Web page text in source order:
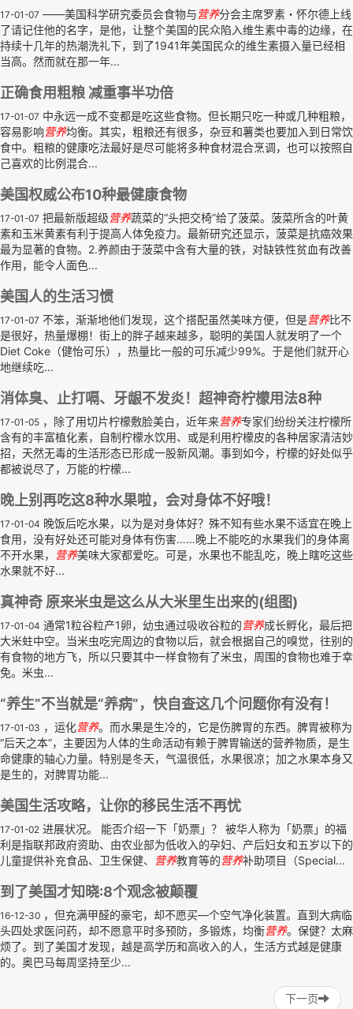
17-01-07 ——美国科学研究委员会食物与营养分会主席罗素・怀尔德上线
了请记住他的名字，是他，让整个美国的民众陷入维生素中毒的边缘，在
持续十几年的热潮洗礼下，到了1941年美国民众的维生素摄入量已经相
当高。然而就在那一年...
正确食用粗粮 减重事半功倍
17-01-07 中永远一成不变都是吃这些食物。但长期只吃一种或几种粗粮，
容易影响营养均衡。其实，粗粮还有很多，杂豆和薯类也要加入到日常饮
食中。粗粮的健康吃法最好是尽可能将多种食材混合烹调，也可以按照自
己喜欢的比例混合...
美国权威公布10种最健康食物
17-01-07 把最新版超级营养蔬菜的“头把交椅”给了菠菜。菠菜所含的叶黄
素和玉米黄素有利于提高人体免疫力。最新研究还显示，菠菜是抗癌效果
最为显著的食物。2.养颜由于菠菜中含有大量的铁，对缺铁性贫血有改善
作用，能令人面色...
美国人的生活习惯
17-01-07 不笨，渐渐地他们发现，这个搭配虽然美味方便，但是营养比不
是很好，热量爆棚！街上的胖子越来越多，聪明的美国人就发明了一个
Diet Coke（健怡可乐），热量比一般的可乐减少99%。于是他们就开心
地继续吃...
消体臭、止打嗝、牙龈不发炎！超神奇柠檬用法8种
17-01-05 ，除了用切片柠檬敷脸美白，近年来营养专家们纷纷关注柠檬所
含有的丰富植化素，自制柠檬水饮用、或是利用柠檬皮的各种居家清洁妙
招，天然无毒的生活形态已形成一股新风潮。事到如今，柠檬的好处似乎
都被说尽了，万能的柠檬...
晚上别再吃这8种水果啦，会对身体不好哦！
17-01-04 晚饭后吃水果，以为是对身体好？殊不知有些水果不适宜在晚上
食用，没有好处还可能对身体有伤害……晚上不能吃的水果我们的身体离
不开水果，
营养美味大家都爱吃。可是，水果也不能乱吃，晚上瞎吃这些
水果就不好...
真神奇 原来米虫是这么从大米里生出来的(组图)
17-01-04 通常1粒谷粒产1卵，幼虫通过吸收谷粒的营养成长孵化，最后把
大米蛀中空。当米虫吃完周边的食物以后，就会根据自己的嗅觉，往别的
有食物的地方飞，所以只要其中一样食物有了米虫，周围的食物也难于幸
免。米虫...
“养生”不当就是“养病”，快自查这几个问题你有没有！
17-01-03 ，运化营养。而水果是生冷的，它是伤脾胃的东西。脾胃被称为
“后天之本”，主要因为人体的生命活动有赖于脾胃输送的营养物质，是生
命健康的轴心力量。特别是冬天，气温很低，水果很凉；加之水果本身又
是生的，对脾胃功能...
美国生活攻略，让你的移民生活不再忧
17-01-02 进展状况。 能否介绍一下「奶票」？ 被华人称为「奶票」的福
利是指联邦政府资助、由农业部为低收入的孕妇、产后妇女和五岁以下的
儿童提供补充食品、卫生保健、
营养教育等的营养补助项目（Special...
到了美国才知晓:8个观念被颠覆
16-12-30 ，但充满甲醛的豪宅，却不愿买—个空气净化装置。直到大病临
头四处求医问药，却不愿意平时多预防，多锻炼，均衡营养。保健？太麻
烦了。到了美国才发现，越是高学历和高收入的人，生活方式越是健康
的。奥巴马每周坚持至少...
下一页